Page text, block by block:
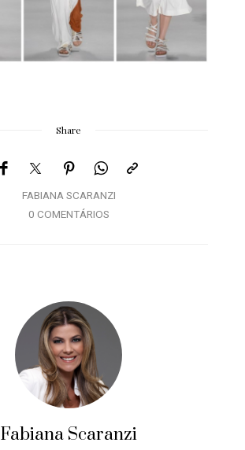
Share
FABIANA SCARANZI
0 COMENTÁRIOS
Fabiana Scaranzi